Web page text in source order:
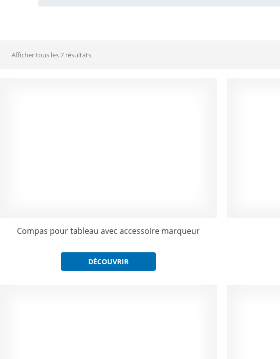
Afficher tous les 7 résultats
Compas pour tableau avec accessoire marqueur
DÉCOUVRIR